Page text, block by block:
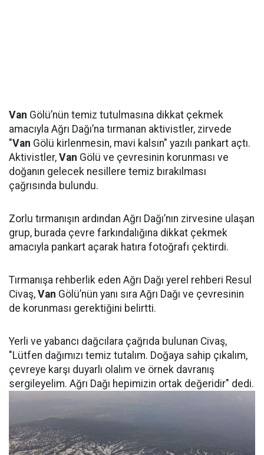
Van Gölü’nün temiz tutulmasına dikkat çekmek
amacıyla Ağrı Dağı’na tırmanan aktivistler, zirvede
"Van Gölü kirlenmesin, mavi kalsın" yazılı pankart açtı.
Aktivistler, Van Gölü ve çevresinin korunması ve
doğanın gelecek nesillere temiz bırakılması
çağrısında bulundu.
Zorlu tırmanışın ardından Ağrı Dağı’nın zirvesine ulaşan
grup, burada çevre farkındalığına dikkat çekmek
amacıyla pankart açarak hatıra fotoğrafı çektirdi.
Tırmanışa rehberlik eden Ağrı Dağı yerel rehberi Resul
Civaş, Van Gölü’nün yanı sıra Ağrı Dağı ve çevresinin
de korunması gerektiğini belirtti.
Yerli ve yabancı dağcılara çağrıda bulunan Civaş,
"Lütfen dağımızı temiz tutalım. Doğaya sahip çıkalım,
çevreye karşı duyarlı olalım ve örnek davranış
sergileyelim. Ağrı Dağı hepimizin ortak değeridir" dedi.